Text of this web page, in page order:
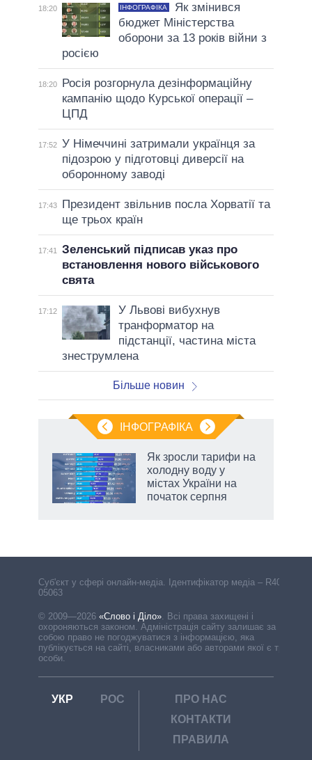
18:20 ІНФОГРАФІКА
Як змінився
бюджет Міністерства
оборони за 13 років війни з
росією
18:20
Росія розгорнула дезінформаційну
кампанію щодо Курської операції –
ЦПД
17:52 У Німеччині затримали українця за
підозрою у підготовці диверсії на
оборонному заводі
17:43
Президент звільнив посла Хорватії та
ще трьох країн
17:41
Зеленський підписав указ про
встановлення нового військового
свята
17:12
У Львові вибухнув
транформатор на
підстанції, частина міста
знеструмлена
Більше новин
ІНФОГРАФІКА
Як зросли тарифи на
холодну воду у
містах України на
початок серпня
Cуб'єкт у сфері онлайн-медіа. Ідентифікатор медіа – R40-
05063
© 2009—2026 «Слово і Діло». Всі права захищені і
охороняються законом. Адміністрація сайту залишає за
собою право не погоджуватися з інформацією, яка
публікується на сайті, власниками або авторами якої є треті
особи.
УКР РОС
ПРО НАС
КОНТАКТИ
ПРАВИЛА